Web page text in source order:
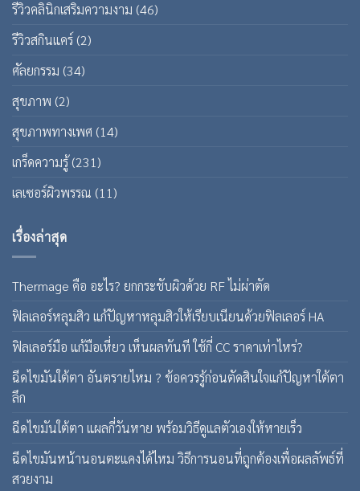
รีวิวคลินิกเสริมความงาม (46)
รีวิวสกินแคร์ (2)
ศัลยกรรม (34)
สุขภาพ (2)
สุขภาพทางเพศ (14)
เกร็ดความรู้(231)
เลเซอร์ผิวพรรณ (11)
เรื่องล่าสุด
Thermage คือ อะไร? ยกกระชับผิวด้วย RF ไม่ผ่าตัด
ฟิลเลอร์หลุมสิว แก้ปัญหาหลุมสิวให้เรียบเนียนด้วยฟิลเลอร์ HA
ฟิลเลอร์มือ แก้มือเหี่ยว เห็นผลทันที ใช้กี่ CC ราคาเท่าไหร่?
ฉีดไขมันใต้ตา อันตรายไหม ? ข้อควรรู้ก่อนตัดสินใจแก้ปัญหาใต้ตา
ลึก
ฉีดไขมันใต้ตา แผลกี่วันหาย พร้อมวิธีดูแลตัวเองให้หายเร็ว
ฉีดไขมันหน้านอนตะแคงได้ไหม วิธีการนอนที่ถูกต้องเพื่อผลลัพธ์ที่
สวยงาม